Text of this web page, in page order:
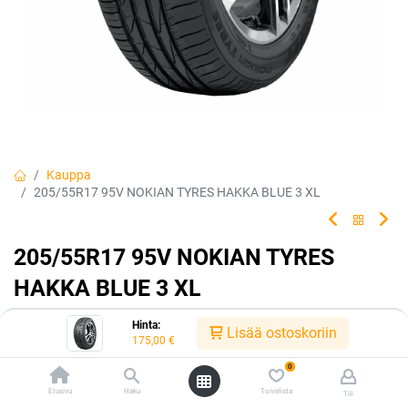
Hinta:
175,00 € Lisää ostoskoriin
Etusivu Haku
0
Toivelista Tili
Kauppa
205/55R17 95V NOKIAN TYRES HAKKA BLUE 3 XL
205/55R17 95V NOKIAN TYRES
HAKKA BLUE 3 XL
Hyvä märkäpito. Hakka Blue 3 tarjoaa turvallisuutta ja
ajomukavuutta tilanteisiin, joissa niitä eniten tarvitaan.
6419440490793 Tuotekoodi:224136
175,00€